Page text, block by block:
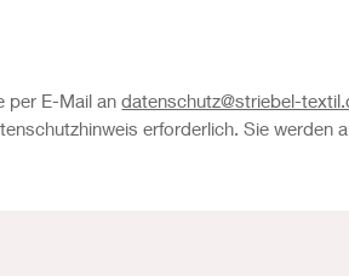
per E-Mail andatenschutz@striebel-
erforderlich. Sie werden